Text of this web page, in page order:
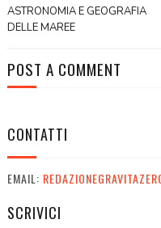
ASTRONOMIA E GEOGRAFIA
DELLE MAREE
POST A COMMENT
CONTATTI
EMAIL:
SCRIVICI